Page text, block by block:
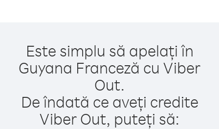
Este simplu să apelați în
Guyana Franceză cu Viber
Out.
De îndată ce aveți credite
Viber Out, puteți să: